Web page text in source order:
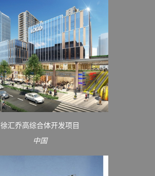
徐汇乔高综合体开发项目
中国